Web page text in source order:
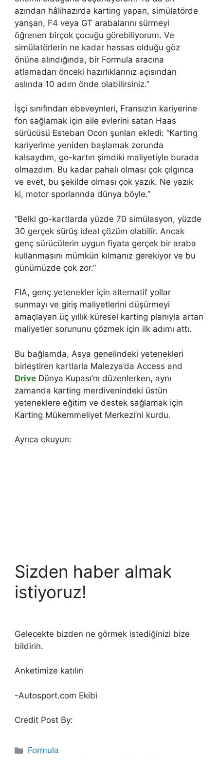
azından hâlihazırda karting yapan, simülatörde
yarışan, F4 veya GT arabalarını sürmeyi
öğrenen birçok çocuğu görebiliyorum. Ve
simülatörlerin ne kadar hassas olduğu göz
önüne alındığında, bir Formula aracına
atlamadan önceki hazırlıklarınız açısından
aslında 10 adım önde olabilirsiniz.”
İşçi sınıfından ebeveynleri, Fransız’ın kariyerine
fon sağlamak için aile evlerini satan Haas
sürücüsü Esteban Ocon şunları ekledi: “Karting
kariyerime yeniden başlamak zorunda
kalsaydım, go-kartın şimdiki maliyetiyle burada
olmazdım. Bu kadar pahalı olması çok çılgınca
ve evet, bu şekilde olması çok yazık. Ne yazık
ki, motor sporlarında dünya böyle.”
“Belki go-kartlarda yüzde 70 simülasyon, yüzde
30 gerçek sürüş ideal çözüm olabilir. Ancak
genç sürücülerin uygun fiyata gerçek bir araba
kullanmasını mümkün kılmanız gerekiyor ve bu
günümüzde çok zor.”
FIA, genç yetenekler için alternatif yollar
sunmayı ve giriş maliyetlerini düşürmeyi
amaçlayan üç yıllık küresel karting planıyla artan
maliyetler sorununu çözmek için ilk adımı attı.
Bu bağlamda, Asya genelindeki yetenekleri
birleştiren kartlarla Malezya’da Access and
Drive Dünya Kupası’nı düzenlerken, aynı
zamanda karting merdivenindeki üstün
yeteneklere eğitim ve destek sağlamak için
Karting Mükemmeliyet Merkezi’ni kurdu.
Ayrıca okuyun:
Sizden haber almak
istiyoruz!
Gelecekte bizden ne görmek istediğinizi bize
bildirin.
Anketimize katılın
-Autosport.com Ekibi
Credit Post By:
Categories
Formula